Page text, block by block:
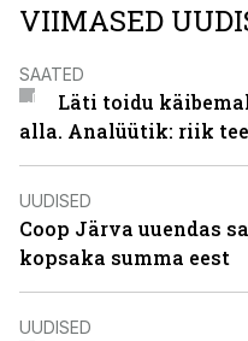
VIIMASED
SAATED
Läti toidu
alla. Analüütik: riik
UUDISED
Coop Järva uuendas
kopsaka summa eest
UUDISED